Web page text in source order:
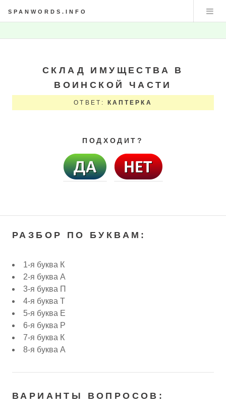
SPANWORDS.INFO
СКЛАД ИМУЩЕСТВА В
ВОИНСКОЙ ЧАСТИ
ОТВЕТ: КАПТЕРКА
ПОДХОДИТ?
РАЗБОР ПО БУКВАМ:
1-я буква К
2-я буква А
3-я буква П
4-я буква Т
5-я буква Е
6-я буква Р
7-я буква К
8-я буква А
ВАРИАНТЫ ВОПРОСОВ: